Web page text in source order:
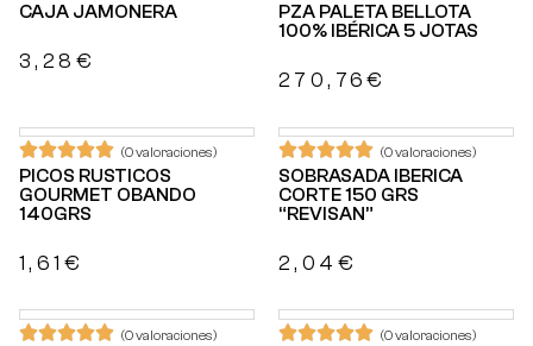
CAJA JAMONERA
3,28 €
PZA PALETA BELLOTA
100% IBÉRICA 5 JOTAS
270,76€
(0 valoraciones)
PICOS RUSTICOS
GOURMET OBANDO
140GRS
1,61 €
(0 valoraciones)
SOBRASADA IBERICA
CORTE 150 GRS
“REVISAN”
2,04 €
(0 valoraciones) (0 valoraciones)